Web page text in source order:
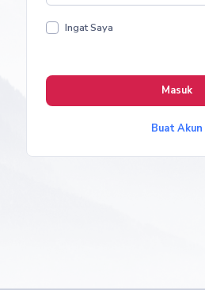
Ingat Saya
Masuk
Buat Akun